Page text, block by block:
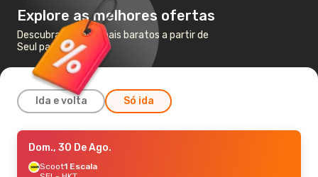
Explore as melhores ofertas
Descubra os voos mais baratos a partir de
Seul para Phuket
Ida e volta Só ida
Qui., 3 De Set.- Ter., 8 De Set.
China Eastern Airlines
Dom., 30 De Ago.
Scoot1 Escala